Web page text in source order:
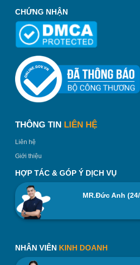
cầm rót không sợ bị bỏng tay.
bền cao, giữ nhiệt tốt. Ruột phích
thủy ngân và hóa chất độc hại,
sử dụng. Phích pha trà Rạng Đông
công nghệ mạ bạc bức xạ nhiệt
CHỨNG NHẬN
THÔNG TIN LIÊN HỆ
Liên hệ
Giới thiệu
HỢP TÁC & GÓP Ý DỊCH VỤ
MR.Đức Anh
NHÂN VIÊN KINH DOANH